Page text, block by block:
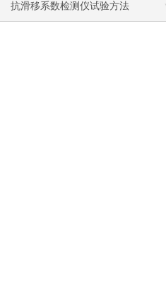
抗滑移系数检测仪试验方法